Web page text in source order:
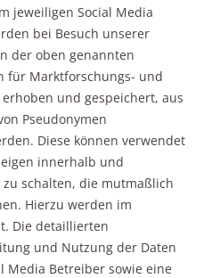
jeweiligen Social Media
bei Besuch unserer
der oben genannten
für Marktforschungs- und
und gespeichert, aus
Pseudonymen
Diese können verwendet
innerhalb und
schalten, die mutmaßlich
Hierzu werden im
Die detaillierten
und Nutzung der Daten
Media Betreiber sowie eine